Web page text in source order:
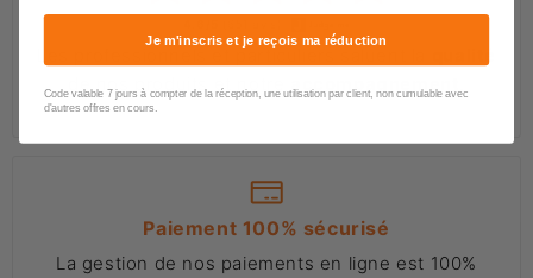
Les professionnels et particuliers saluent la
de nos produits et notre
Paiement 100% sécurisé
La gestion de nos paiements en ligne est 100%
Je m'inscris et je reçois ma réduction
Code valable 7 jours à compter de la réception, une utilisation par client, non cumulable avec
d'autres offres en cours.